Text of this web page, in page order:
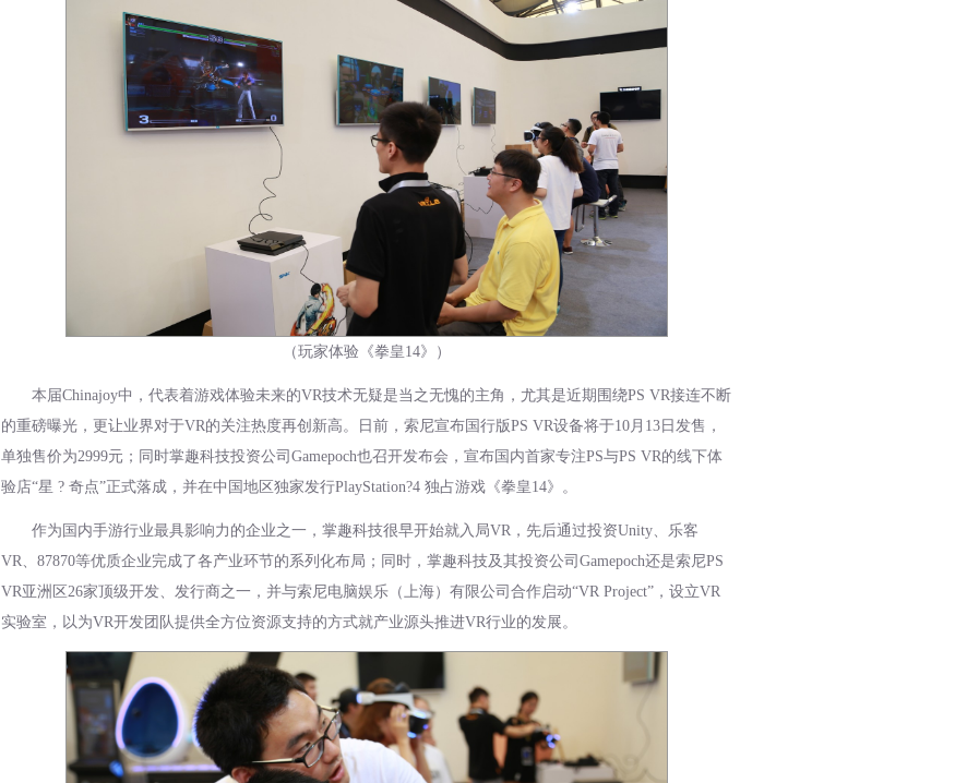
（玩家体验《拳皇14》）
本届Chinajoy中，代表着游戏体验未来的VR技术无疑是当之无愧的主角，尤其是近期围绕PS VR接连不断
的重磅曝光，更让业界对于VR的关注热度再创新高。日前，索尼宣布国行版PS VR设备将于10月13日发售，
单独售价为2999元；同时掌趣科技投资公司Gamepoch也召开发布会，宣布国内首家专注PS与PS VR的线下体
验店“星 ? 奇点”正式落成，并在中国地区独家发行PlayStation?4 独占游戏《拳皇14》。
作为国内手游行业最具影响力的企业之一，掌趣科技很早开始就入局VR，先后通过投资Unity、乐客
VR、87870等优质企业完成了各产业环节的系列化布局；同时，掌趣科技及其投资公司Gamepoch还是索尼PS
VR亚洲区26家顶级开发、发行商之一，并与索尼电脑娱乐（上海）有限公司合作启动“VR Project”，设立VR
实验室，以为VR开发团队提供全方位资源支持的方式就产业源头推进VR行业的发展。